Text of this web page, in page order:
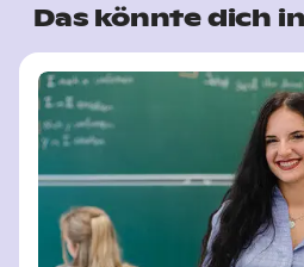
Das könnte dich